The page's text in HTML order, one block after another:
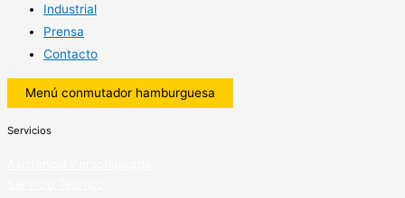
Industrial
Prensa
Contacto
Menú conmutador hamburguesa
Servicios